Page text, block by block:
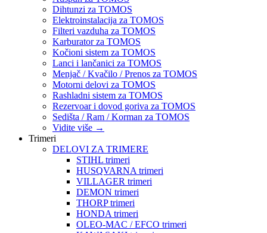
Dihtunzi za TOMOS
Elektroinstalacija za TOMOS
Filteri vazduha za TOMOS
Karburator za TOMOS
Kočioni sistem za TOMOS
Lanci i lančanici za TOMOS
Menjač / Kvačilo / Prenos za TOMOS
Motorni delovi za TOMOS
Rashladni sistem za TOMOS
Rezervoar i dovod goriva za TOMOS
Sedišta / Ram / Korman za TOMOS
Vidite više →
Trimeri
DELOVI ZA TRIMERE
STIHL trimeri
HUSQVARNA trimeri
VILLAGER trimeri
DEMON trimeri
THORP trimeri
HONDA trimeri
OLEO-MAC / EFCO trimeri